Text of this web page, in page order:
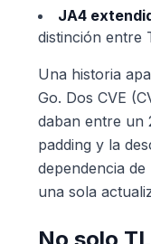
JA4
distinción entre
Una historia
Go. Dos CVE
daban entre un
padding y la
dependencia
una sola